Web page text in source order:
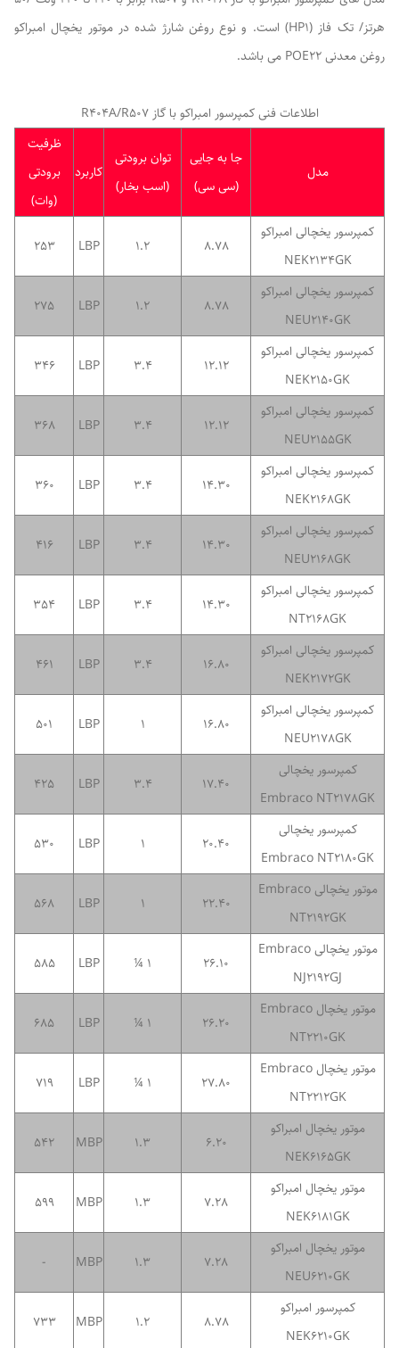
هرتز/ تک فاز (HP1) است. و نوع روغن شارژ شده در موتور یخچال امبراکو
روغن معدنی POE22 می باشد.
اطلاعات فنی کمپرسور امبراکو با گاز R404A/R507
مدل
جا به جایی
(سی سی)
توان برودتی
(اسب بخار)
کاربرد
ظرفیت
برودتی
(وات)
کمپرسور یخچالی امبراکو
NEK2134GK
8.78
1.2
LBP
253
کمپرسور یخچالی امبراکو
NEU2140GK
8.78
1.2
LBP
275
کمپرسور یخچالی امبراکو
NEK2150GK
12.12
3.4
LBP
346
کمپرسور یخچالی امبراکو
NEU2155GK
12.12
3.4
LBP
368
کمپرسور یخچالی امبراکو
NEK2168GK
14.30
3.4
LBP
360
کمپرسور یخچالی امبراکو
NEU2168GK
14.30
3.4
LBP
416
کمپرسور یخچالی امبراکو
NT2168GK
14.30
3.4
LBP
354
کمپرسور یخچالی امبراکو
NEK2172GK
16.80
3.4
LBP
461
کمپرسور یخچالی امبراکو
NEU2178GK
16.80
1
LBP
501
کمپرسور یخچالی
Embraco NT2178GK
17.40
3.4
LBP
425
کمپرسور یخچالی
Embraco NT2180GK
20.40
1
LBP
530
موتور یخچالی Embraco
NT2192GK
22.40
1
LBP
568
موتور یخچالی Embraco
NJ2192GJ
26.10
1 ¼
LBP
585
موتور یخچال Embraco
NT2210GK
26.20
1 ¼
LBP
685
موتور یخچال Embraco
NT2212GK
27.80
1 ¼
LBP
719
موتور یخچال امبراکو
NEK6165GK
6.20
1.3
MBP
542
موتور یخچال امبراکو
NEK6181GK
7.28
1.3
MBP
599
موتور یخچال امبراکو
NEU6210GK
7.28
1.3
MBP
-
کمپرسور امبراکو
NEK6210GK
8.78
1.2
MBP
733